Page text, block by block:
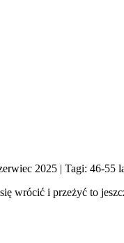
2025 | Tagi: 46-55
wrócić i przeżyć to